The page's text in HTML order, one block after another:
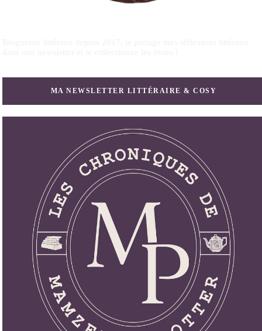
MA NEWSLETTER LITTÉRAIRE & COSY